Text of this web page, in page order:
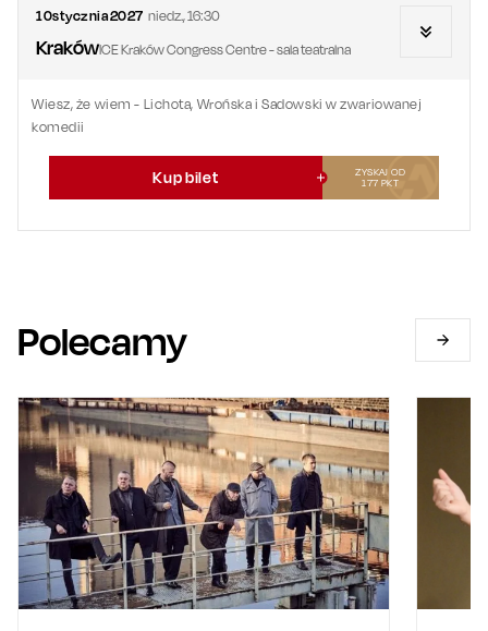
10stycznia2027 niedz.,16:30
KrakówICE Kraków Congress Centre - sala teatralna
Wiesz, że wiem - Lichota, Wrońska i Sadowski w zwariowanej
komedii
Kup bilet
ZYSKAJ OD
177 PKT
Polecamy